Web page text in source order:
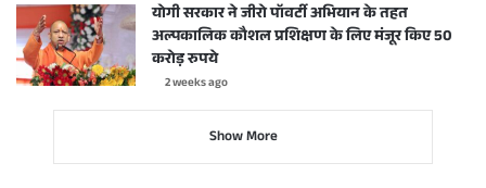
योगी सरकार ने जीरो पॉवर्टी अभियान के तहत
अल्पकालिक कौशल प्रशिक्षण के लिए मंजूर किए 50
करोड़ रुपये
2 weeks ago
Show More